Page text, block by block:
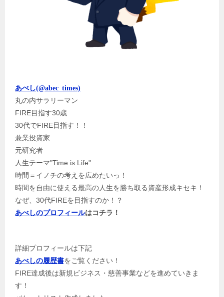
あべし(@abec_times)
丸の内サラリーマン
FIRE目指す30歳
30代でFIRE目指す！！
兼業投資家
元研究者
人生テーマ"Time is Life"
時間＝イノチの考えを広めたいっ！
時間を自由に使える最高の人生を勝ち取る資産形成キセキ！
なぜ、30代FIREを目指すのか！？
あべしのプロフィールはコチラ！
詳細プロフィールは下記
あべしの履歴書をご覧ください！
FIRE達成後は新規ビジネス・慈善事業などを進めていきま
す！